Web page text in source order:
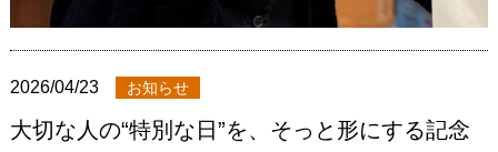
2026/04/23 お知らせ
大切な人の“特別な日”を、そっと形にする記念